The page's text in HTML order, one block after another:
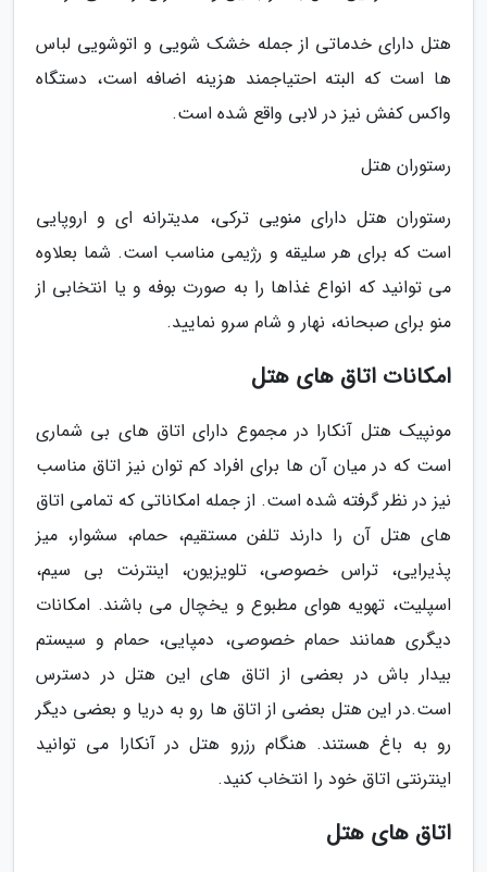
هتل دارای خدماتی از جمله خشک شویی و اتوشویی لباس
ها است که البته احتیاجمند هزینه اضافه است، دستگاه
واکس کفش نیز در لابی واقع شده است.
رستوران هتل
رستوران هتل دارای منویی ترکی، مدیترانه ای و اروپایی
است که برای هر سلیقه و رژیمی مناسب است. شما بعلاوه
می توانید که انواع غذاها را به صورت بوفه و یا انتخابی از
منو برای صبحانه، نهار و شام سرو نمایید.
امکانات اتاق های هتل
مونپیک هتل آنکارا در مجموع دارای اتاق های بی شماری
است که در میان آن ها برای افراد کم توان نیز اتاق مناسب
نیز در نظر گرفته شده است. از جمله امکاناتی که تمامی اتاق
های هتل آن را دارند تلفن مستقیم، حمام، سشوار، میز
پذیرایی، تراس خصوصی، تلویزیون، اینترنت بی سیم،
اسپلیت، تهویه هوای مطبوع و یخچال می باشند. امکانات
دیگری همانند حمام خصوصی، دمپایی، حمام و سیستم
بیدار باش در بعضی از اتاق های این هتل در دسترس
است.در این هتل بعضی از اتاق ها رو به دریا و بعضی دیگر
رو به باغ هستند. هنگام رزرو هتل در آنکارا می توانید
اینترنتی اتاق خود را انتخاب کنید.
اتاق های هتل